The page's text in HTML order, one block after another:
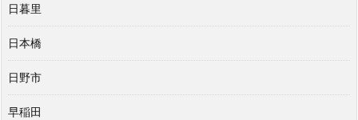
日暮里
日本橋
日野市
早稲田